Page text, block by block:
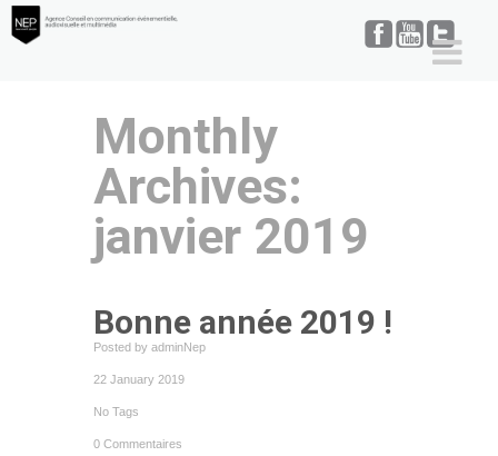
Monthly
Archives:
janvier 2019
Bonne année 2019 !
Posted by adminNep
22 January 2019
No Tags
0 Commentaires